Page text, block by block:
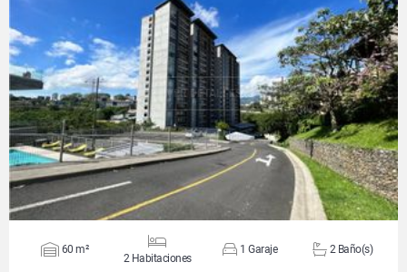
VER DETALLES
60 m²
2 Habitaciones
1 Garaje 2 Baño(s)